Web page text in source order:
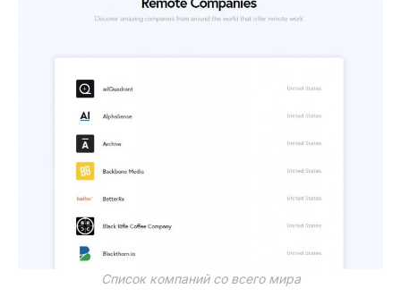
Список компаний со всего мира